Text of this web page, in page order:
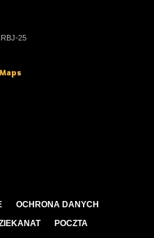
25
OCHRONA DANYCH
POCZTA